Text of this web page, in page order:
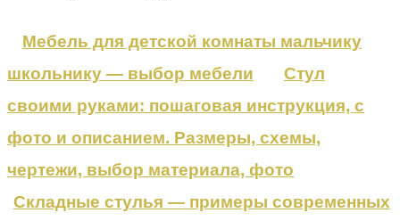
Мебель для детской комнаты мальчику
школьнику — выбор мебели
Стул
своими руками: пошаговая инструкция, с
фото и описанием. Размеры, схемы,
чертежи, выбор материала, фото
Складные стулья — примеры современных